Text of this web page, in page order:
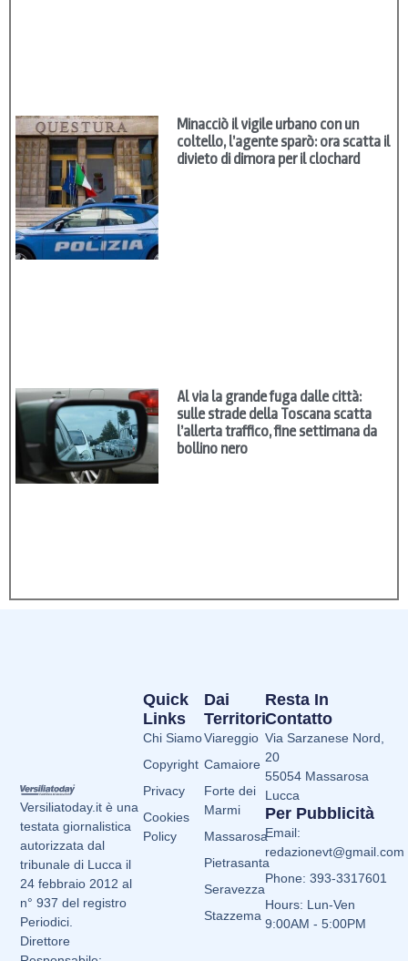
Minacciò il vigile urbano con un
coltello, l’agente sparò: ora scatta il
divieto di dimora per il clochard
Al via la grande fuga dalle città:
sulle strade della Toscana scatta
l’allerta traffico, fine settimana da
bollino nero
Versiliatoday.it è una
testata giornalistica
autorizzata dal
tribunale di Lucca il
24 febbraio 2012 al
n° 937 del registro
Periodici.
Direttore
Dai
Territori
Viareggio
Camaiore
Forte dei
Marmi
Massarosa
Pietrasanta
Seravezza
Stazzema
Quick
Links
Chi Siamo
Copyright
Privacy
Cookies
Policy
Resta In
Contatto
Via Sarzanese Nord,
20
55054 Massarosa
Lucca
Per Pubblicità
Email:
redazionevt@gmail.com
Phone: 393-3317601
Hours: Lun-Ven
9:00AM - 5:00PM